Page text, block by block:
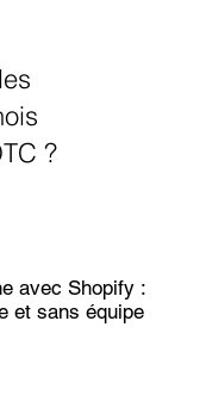
?
avec Shopify :
et sans équipe